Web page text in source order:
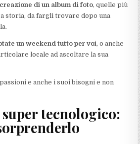
creazione di un album di foto, quelle più
storia, da fargli trovare dopo una
un weekend tutto per voi, o anche
locale ad ascoltare la sua
e anche i suoi bisogni e non
tecnologico: